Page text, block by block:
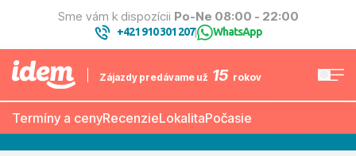
Sme vám k dispozícii Po-Ne 08:00 - 22:00
+421 910 301 207| WhatsApp
Zájazdy predávame už 15 rokov
Termíny a cenyRecenzieLokalitaPočasie